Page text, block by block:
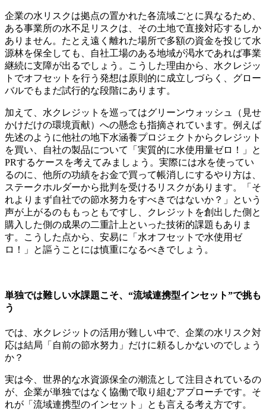
企業の水リスクは拠点の置かれた各流域ごとに異なるため、
ある事業所の水不足リスクは、その土地で直接対応するしか
ありません。たとえ遠く離れた場所で多額の資金を投じて水
源林を保全しても、自社工場のある地域が渇水であれば事業
継続に支障が出るでしょう。こうした理由から、水クレジッ
トでオフセットを行う発想は原則的に成立しづらく、グロー
バルでもまだ試行的な段階にあります。
加えて、水クレジットを巡ってはグリーンウォッシュ（見せ
かけだけの環境貢献）への懸念も指摘されています。例えば
先述のように他社の地下水涵養プロジェクトからクレジット
を買い、自社の製品について「実質的に水使用量ゼロ！」と
PRするケースを考えてみましょう。実際には水を使ってい
るのに、他所の功績をお金で買って帳消しにするやり方は、
ステークホルダーから批判を受けるリスクがあります。「そ
れよりまず自社での節水努力をすべきではないか？」という
声が上がるのももっともですし、クレジットを創出した側と
購入した側の成果の二重計上といった技術的課題もありま
す。こうした点から、安易に「水オフセットで水使用ゼ
ロ！」と謳うことには慎重になるべきでしょう。
単独では難しい水課題こそ、“流域連携型インセット”で挑も
う
では、水クレジットの活用が難しい中で、企業の水リスク対
応は結局「自前の節水努力」だけに頼るしかないのでしょう
か？
実は今、世界的な水資源保全の潮流として注目されているの
が、企業が単独ではなく協働で取り組むアプローチです。そ
れが「流域連携型のインセット」とも言える考え方です。